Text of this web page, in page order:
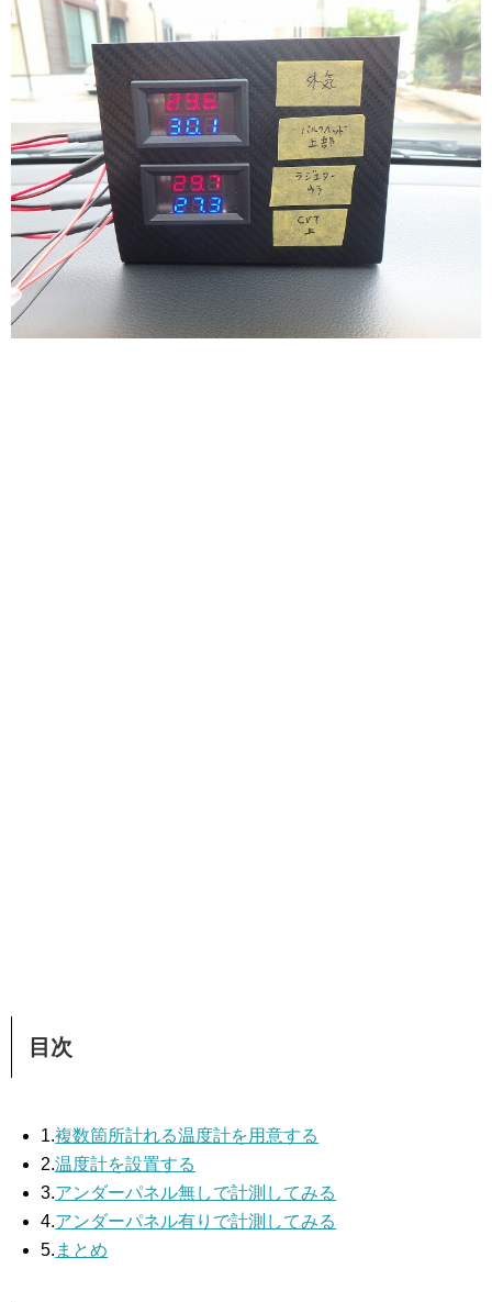
目次
1.複数箇所計れる温度計を用意する
2.温度計を設置する
3.アンダーパネル無しで計測してみる
4.アンダーパネル有りで計測してみる
5. まとめ